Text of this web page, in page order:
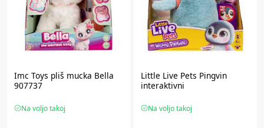
Imc Toys pliš mucka Bella
907737
Na voljo takoj
Little Live Pets Pingvin
interaktivni
Na voljo takoj